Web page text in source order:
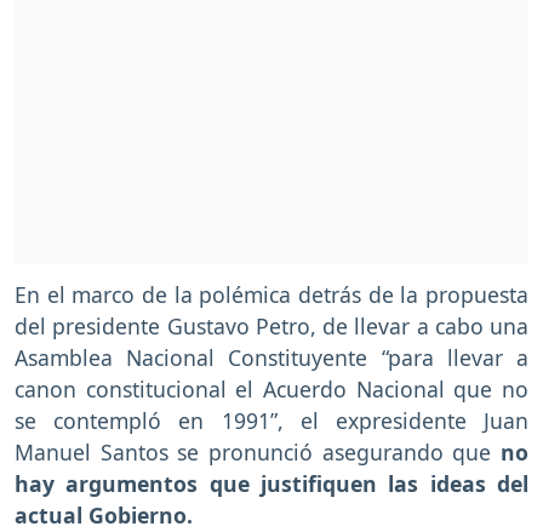
En el marco de la polémica detrás de la propuesta
del presidente Gustavo Petro, de llevar a cabo una
Asamblea Nacional Constituyente “para llevar a
canon constitucional el Acuerdo Nacional que no
se contempló en 1991”, el expresidente Juan
Manuel Santos se pronunció asegurando que no
hay argumentos que justifiquen las ideas del
actual Gobierno.